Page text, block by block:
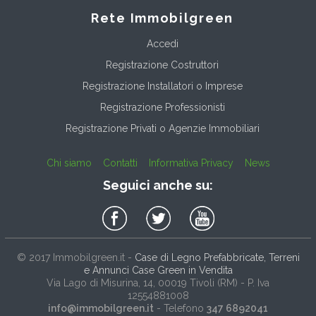
Rete Immobilgreen
Accedi
Registrazione Costruttori
Registrazione Installatori o Imprese
Registrazione Professionisti
Registrazione Privati o Agenzie Immobiliari
Chi siamo Contatti Informativa Privacy News
Seguici anche su:
© 2017 Immobilgreen.it- Case di Legno Prefabbricate, Terreni
e Annunci Case Green in Vendita
Via Lago di Misurina, 14 , 00019 Tivoli (RM) - P. Iva
12554881008
info@immobilgreen.it - Telefono 347 6892041